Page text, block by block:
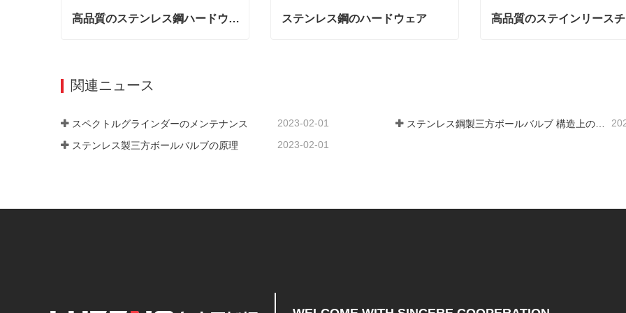
高品質のステンレス鋼ハードウェア ステンレス鋼のハードウェア
関連ニュース
スペクトルグラインダーのメンテナンス 2023-02-01 ステンレス鋼製三方ボールバルブ 構造上の特長
ステンレス製三方ボールバルブの原理 2023-02-01